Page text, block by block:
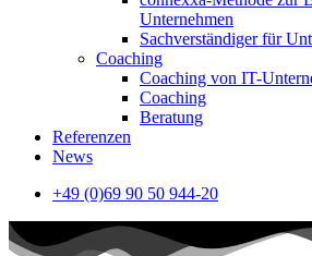
Unternehmen
Sachverständiger für
Coaching
Coaching von IT-
Coaching
Beratung
Referenzen
News
+49 (0)69 90 50 944-20